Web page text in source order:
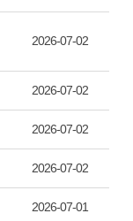
2026-07-02
2026-07-02
2026-07-02
2026-07-02
2026-07-01